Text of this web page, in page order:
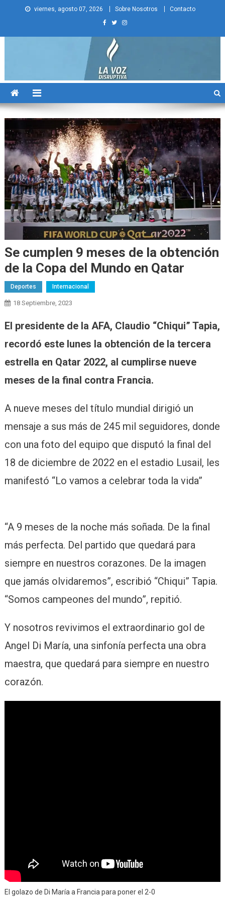
viernes, agosto 07, 2026 Sobre Nosotros Contacto
La Voz Disruptiva
Se cumplen 9 meses de la obtención
de la Copa del Mundo en Qatar
Deportes Internacional
18 Septiembre, 2023
El presidente de la AFA, Claudio “Chiqui” Tapia,
recordó este lunes la obtención de la tercera
estrella en Qatar 2022, al cumplirse nueve
meses de la final contra Francia.
A nueve meses del título mundial dirigió un
mensaje a sus más de 245 mil seguidores, donde
con una foto del equipo que disputó la final del
18 de diciembre de 2022 en el estadio Lusail, les
manifestó “Lo vamos a celebrar toda la vida”
“A 9 meses de la noche más soñada. De la final
más perfecta. Del partido que quedará para
siempre en nuestros corazones. De la imagen
que jamás olvidaremos”, escribió “Chiqui” Tapia.
“Somos campeones del mundo”, repitió.
Y nosotros revivimos el extraordinario gol de
Angel Di María, una sinfonía perfecta una obra
maestra, que quedará para siempre en nuestro
corazón.
El golazo de Di María a Francia para poner el 2-0